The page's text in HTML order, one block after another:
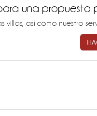
una propuesta
villas, así como nuestro